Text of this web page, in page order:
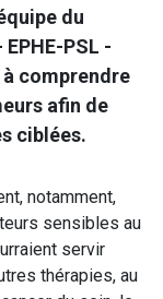
du
PSL -
comprendre
afin de
ciblées.
notamment,
sensibles au
servir
thérapies, au